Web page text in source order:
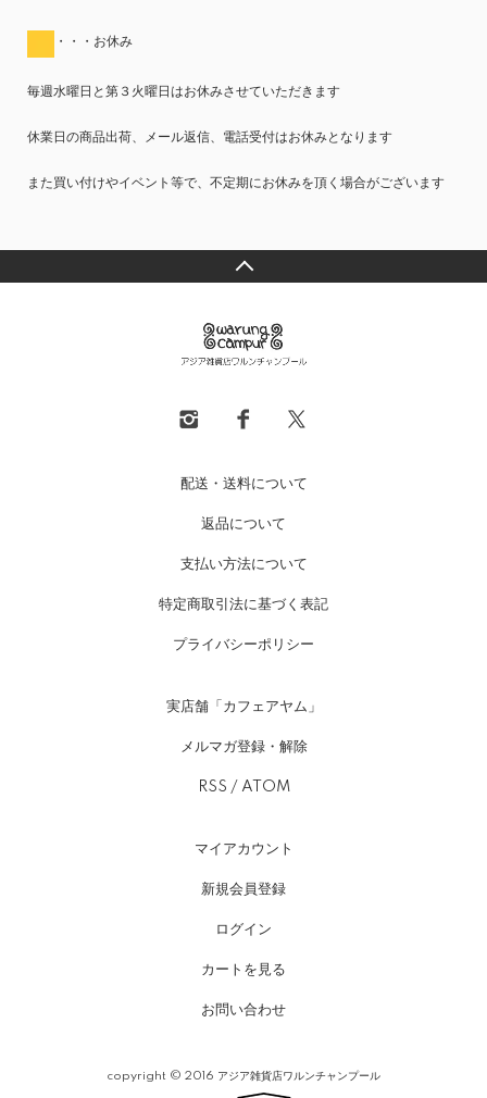
・・・お休み
毎週水曜日と第３火曜日はお休みさせていただきます
休業日の商品出荷、メール返信、電話受付はお休みとなります
また買い付けやイベント等で、不定期にお休みを頂く場合がございます
配送・送料について
返品について
支払い方法について
特定商取引法に基づく表記
プライバシーポリシー
実店舗「カフェアヤム」
メルマガ登録・解除
RSS / ATOM
マイアカウント
新規会員登録
ログイン
カートを見る
お問い合わせ
copyright © 2016 アジア雑貨店ワルンチャンプール